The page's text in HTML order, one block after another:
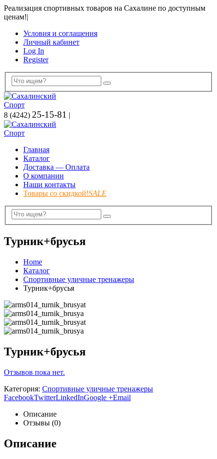
Реализация спортивных товаров на Сахалине по доступным
ценам!|
Условия и соглашения
Личный кабинет
Log In
Register
8 (4242) 25-15-81 |
Главная
Каталог
Доставка — Оплата
О компании
Наши контакты
Товары со скидкой!SALE
Турник+брусья
Home
Каталог
Спортивные уличные тренажеры
Турник+брусья
Турник+брусья
Отзывов пока нет.
Категория: Спортивные уличные тренажеры
FacebookTwitterLinkedInGoogle +Email
Описание
Отзывы (0)
Описание